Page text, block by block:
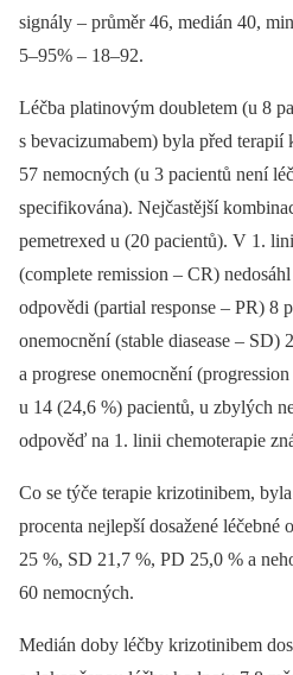
signály –⁠ průměr 46, medián 40,
5–95% –⁠ 18–92.
Léčba platinovým doubletem (u 8
s bevacizumabem) byla před terapií
57 nemocných (u 3 pacientů není
specifikována). Nejčastější
pemetrexed u (20 pacientů). V 1.
(complete remission –⁠ CR)
odpovědi (partial response –⁠ PR) 8
onemocnění (stable diasease –⁠ SD)
a progrese onemocnění
u 14 (24,6 %) pacientů, u zbylých
odpověď na 1. linii chemoterapie
Co se týče terapie krizotinibem,
procenta nejlepší dosažené léčebné
25 %, SD 21,7 %, PD 25,0 % a
60 nemocných.
Medián doby léčby krizotinibem